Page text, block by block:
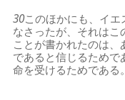
30このほかにも、イ
なさったが、それは
ことが書かれたのは
であると信じるためで
命を受けるためである。